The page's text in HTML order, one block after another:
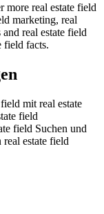
more real estate field
marketing, real
real estate field
field facts.
mit real estate
field
field Suchen und
estate field